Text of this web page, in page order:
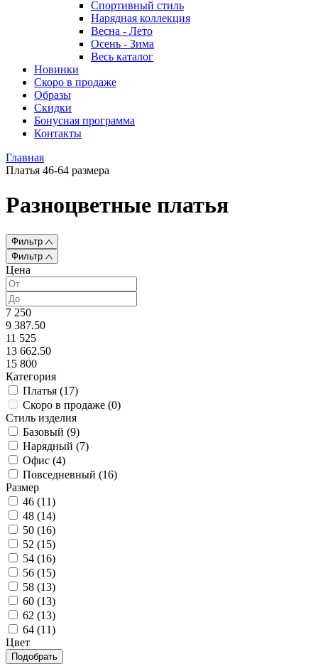
Спортивный стиль
Нарядная коллекция
Весна - Лето
Осень - Зима
Весь каталог
Новинки
Скоро в продаже
Образы
Скидки
Бонусная программа
Контакты
Главная
Платья 46-64 размера
Разноцветные платья
Фильтр
Фильтр
Цена
7 250
9 387.50
11 525
13 662.50
15 800
Категория
Платья (17)
Скоро в продаже (0)
Стиль изделия
Базовый (9)
Нарядный (7)
Офис (4)
Повседневный (16)
Размер
46 (11)
48 (14)
50 (16)
52 (15)
54 (16)
56 (15)
58 (13)
60 (13)
62 (13)
64 (11)
Цвет